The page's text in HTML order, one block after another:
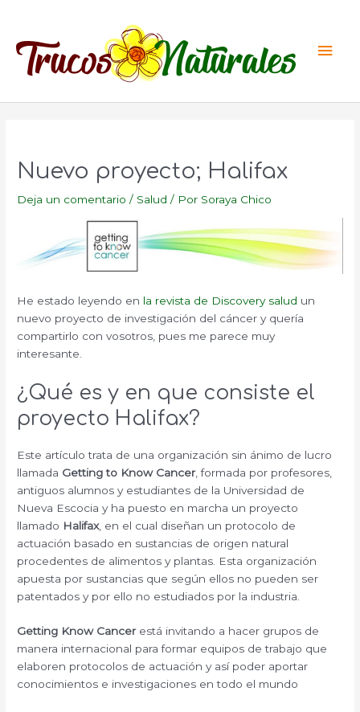
contenido
Nuevo proyecto; Halifax
Deja un comentario / Salud / Por Soraya Chico
He estado leyendo en la revista de Discovery salud un
nuevo proyecto de investigación del cáncer y quería
compartirlo con vosotros, pues me parece muy
interesante.
¿Qué es y en que consiste el
proyecto Halifax?
Este artículo trata de una organización sin ánimo de lucro
llamada Getting to Know Cancer, formada por profesores,
antiguos alumnos y estudiantes de la Universidad de
Nueva Escocia y ha puesto en marcha un proyecto
llamado Halifax, en el cual diseñan un protocolo de
actuación basado en sustancias de origen natural
procedentes de alimentos y plantas. Esta organización
apuesta por sustancias que según ellos no pueden ser
patentados y por ello no estudiados por la industria.
Getting Know Cancerestá invitando a hacer grupos de
manera internacional para formar equipos de trabajo que
elaboren protocolos de actuación y así poder aportar
conocimientos e investigaciones en todo el mundo